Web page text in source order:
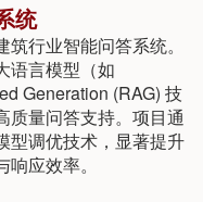
统
行业智能问答系统。
语言模型（如
Generation (RAG) 技
质量问答支持。项目通
型调优技术，显著提升
应效率。